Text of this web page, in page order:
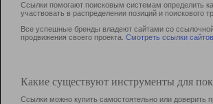
Ссылки помогают поисковым системам определить
участвовать в раcпределении позиций и поискового
Все успешные бренды владеют сайтами со
продвижения своего проекта. Смотреть ссылки сайтов
Какие существуют инструменты для
Ссылки можно купить самостоятельно или доверить